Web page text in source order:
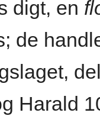
digt, en
de
Harald